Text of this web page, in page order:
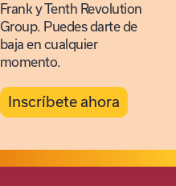
Frank y Tenth Revolution
Group. Puedes darte de
baja en cualquier
momento.
Inscríbete ahora